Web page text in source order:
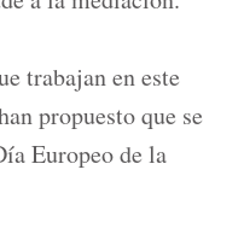
trabajan en este
propuesto que se
Europeo de la